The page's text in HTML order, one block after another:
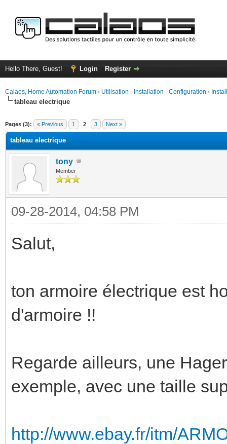
Hello There, Guest! Login Register
Calaos, Home Automation Forum › Utilisation - Installation - Configuration ›
tableau electrique
Pages (3): « Previous 1 2 3 Next »
tableau electrique
tony
Member
09-28-2014, 04:58 PM
Salut,
ton armoire électrique est
d'armoire !!
Regarde ailleurs, une
exemple, avec une taille
http://www.ebay.fr/itm/